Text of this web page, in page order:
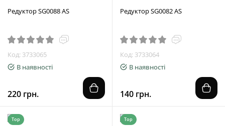
Редуктор SG0088 AS
Код: 3733065
В наявності
220 грн.
Редуктор SG0082 AS
Код: 3733064
В наявності
140 грн.
Top Top